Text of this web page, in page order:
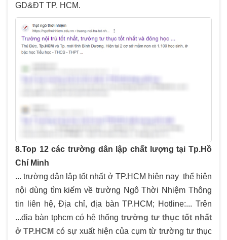
GD&ĐT TP. HCM.
8.Top 12 các trường dân lập chất lượng tại Tp.Hồ
Chí Minh
... trường dân lập tốt nhất ở TP.HCM hiện nay thể hiện
nội dùng tìm kiếm về trường Ngô Thời Nhiệm Thông
tin liên hệ, Địa chỉ, địa bàn TP.HCM; Hotline:... Trên
...địa bàn tphcm có hệ thống trường tư thục tốt nhất
ở TP.HCM có sự xuất hiện của cụm từ trường tư thục